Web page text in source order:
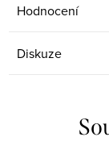
Hodnocení
Diskuze